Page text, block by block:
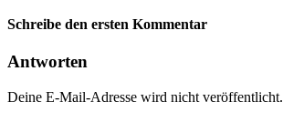
Schreibe den ersten Kommentar
Antworten
Deine E-Mail-Adresse wird nicht veröffentlicht.